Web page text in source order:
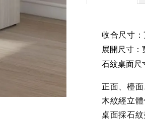
收合尺寸
展開尺寸
石紋桌面尺
正面、檯
木紋經立
桌面採石